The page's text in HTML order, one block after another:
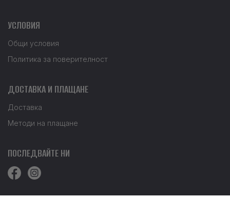
УСЛОВИЯ
Общи условия
Политика за поверителност
ДОСТАВКА И ПЛАЩАНЕ
Доставка
Методи на плащане
ПОСЛЕДВАЙТЕ НИ